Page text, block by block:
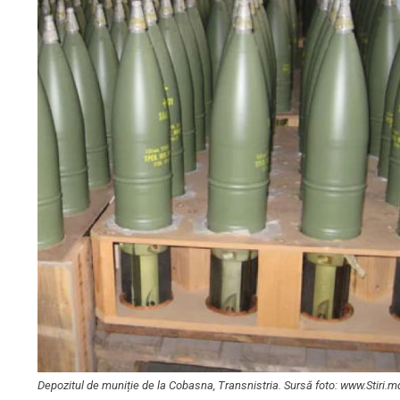
Depozitul de muniție de la Cobasna, Transnistria. Sursă foto: